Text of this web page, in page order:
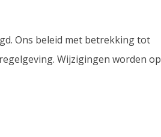
Ons beleid met betrekking tot
Wijzigingen worden op